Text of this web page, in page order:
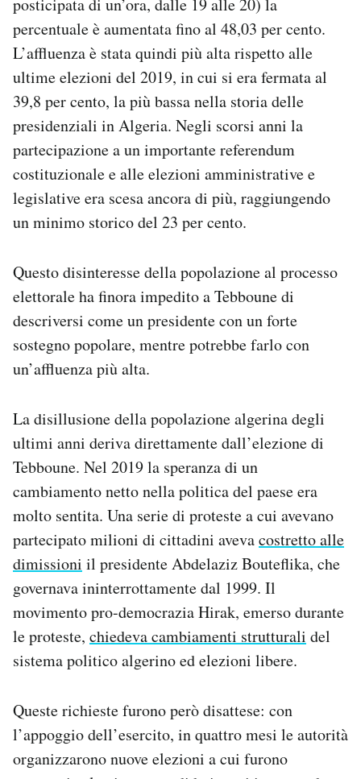
percentuale è aumentata fino al 48,03 per cento.
L’affluenza è stata quindi più alta rispetto alle
ultime elezioni del 2019, in cui si era fermata al
39,8 per cento, la più bassa nella storia delle
presidenziali in Algeria. Negli scorsi anni la
partecipazione a un importante referendum
costituzionale e alle elezioni amministrative e
legislative era scesa ancora di più, raggiungendo
un minimo storico del 23 per cento.
Questo disinteresse della popolazione al processo
elettorale ha finora impedito a Tebboune di
descriversi come un presidente con un forte
sostegno popolare, mentre potrebbe farlo con
un’affluenza più alta.
La disillusione della popolazione algerina degli
ultimi anni deriva direttamente dall’elezione di
Tebboune. Nel 2019 la speranza di un
cambiamento netto nella politica del paese era
molto sentita. Una serie di proteste a cui avevano
partecipato milioni di cittadini avevacostretto alle
dimissioni il presidente Abdelaziz Bouteflika, che
governava ininterrottamente dal 1999. Il
movimento pro-democrazia Hirak, emerso durante
le proteste, chiedeva cambiamenti strutturali del
sistema politico algerino ed elezioni libere.
Queste richieste furono però disattese: con
l’appoggio dell’esercito, in quattro mesi le autorità
organizzarono nuove elezioni a cui furono